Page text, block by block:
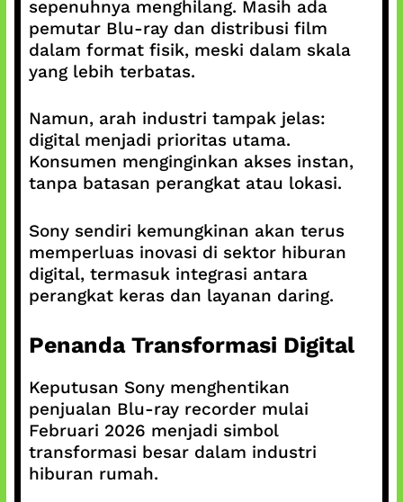
sepenuhnya menghilang. Masih ada
pemutar Blu-ray dan distribusi film
dalam format fisik, meski dalam skala
yang lebih terbatas.
Namun, arah industri tampak jelas:
digital menjadi prioritas utama.
Konsumen menginginkan akses instan,
tanpa batasan perangkat atau lokasi.
Sony sendiri kemungkinan akan terus
memperluas inovasi di sektor hiburan
digital, termasuk integrasi antara
perangkat keras dan layanan daring.
Penanda Transformasi Digital
Keputusan Sony menghentikan
penjualan Blu-ray recorder mulai
Februari 2026 menjadi simbol
transformasi besar dalam industri
hiburan rumah.